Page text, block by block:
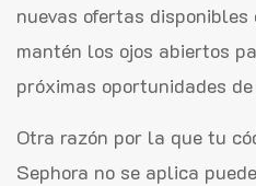
nuevas ofertas disponibles
mantén los ojos abiertos
próximas oportunidades
Otra razón por la que tu
Sephora no se aplica